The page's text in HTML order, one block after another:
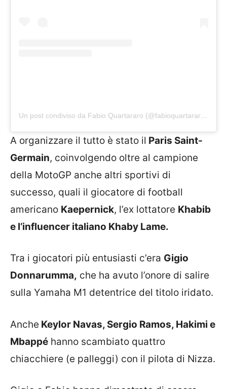
Un post condiviso da Fabio Quartararo (@fabioquartararo20)
A organizzare il tutto è stato il Paris Saint-
Germain, coinvolgendo oltre al campione
della MotoGP anche altri sportivi di
successo, quali il giocatore di football
americano Kaepernick, l’ex lottatore Khabib
e l’influencer italiano Khaby Lame.
Tra i giocatori più entusiasti c’era Gigio
Donnarumma, che ha avuto l’onore di salire
sulla Yamaha M1 detentrice del titolo iridato.
Anche Keylor Navas, Sergio Ramos, Hakimi e
Mbappé hanno scambiato quattro
chiacchiere (e palleggi) con il pilota di Nizza.